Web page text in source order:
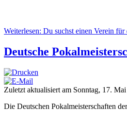
Weiterlesen: Du suchst einen Verein
Deutsche
Zuletzt aktualisiert am Sonntag, 17.
Die Deutschen Pokalmeisterschaften